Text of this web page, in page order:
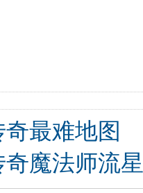
最难地图
奇魔法师流